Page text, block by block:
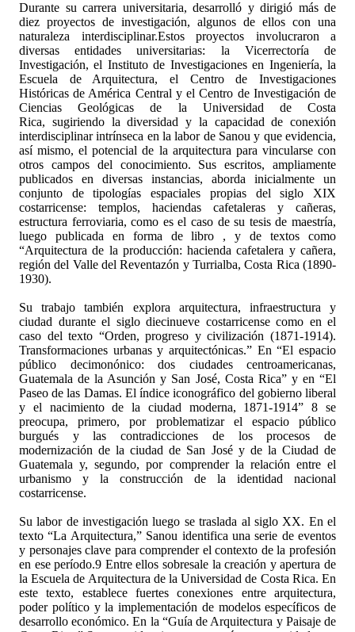
Durante su carrera universitaria, desarrolló y dirigió más de
diez proyectos de investigación, algunos de ellos con una
naturaleza interdisciplinar.Estos proyectos involucraron a
diversas entidades universitarias: la Vicerrectoría de
Investigación, el Instituto de Investigaciones en Ingeniería, la
Escuela de Arquitectura, el Centro de Investigaciones
Históricas de América Central y el Centro de Investigación de
Ciencias Geológicas de la Universidad de Costa
Rica, sugiriendo la diversidad y la capacidad de conexión
interdisciplinar intrínseca en la labor de Sanou y que evidencia,
así mismo, el potencial de la arquitectura para vincularse con
otros campos del conocimiento. Sus escritos, ampliamente
publicados en diversas instancias, aborda inicialmente un
coǌunto de tipologías espaciales propias del siglo XIX
costarricense: templos, haciendas cafetaleras y cañeras,
estructura ferroviaria, como es el caso de su tesis de maestría,
luego publicada en forma de libro , y de textos como
“Arquitectura de la producción: hacienda cafetalera y cañera,
región del Valle del Reventazón y Turrialba, Costa Rica (1890-
1930).
Su trabajo también explora arquitectura, infraestructura y
ciudad durante el siglo diecinueve costarricense como en el
caso del texto “Orden, progreso y civilización (1871-1914).
Transformaciones urbanas y arquitectónicas.” En “El espacio
público decimonónico: dos ciudades centroamericanas,
Guatemala de la Asunción y San José, Costa Rica” y en “El
Paseo de las Damas. El índice iconográfico del gobierno liberal
y el nacimiento de la ciudad moderna, 1871-1914” 8 se
preocupa, primero, por problematizar el espacio público
burgués y las contradicciones de los procesos de
modernización de la ciudad de San José y de la Ciudad de
Guatemala y, segundo, por comprender la relación entre el
urbanismo y la construcción de la identidad nacional
costarricense.
Su labor de investigación luego se traslada al siglo XX. En el
texto “La Arquitectura,” Sanou identifica una serie de eventos
y personajes clave para comprender el contexto de la profesión
en ese período.9 Entre ellos sobresale la creación y apertura de
la Escuela de Arquitectura de la Universidad de Costa Rica. En
este texto, establece fuertes conexiones entre arquitectura,
poder político y la implementación de modelos específicos de
desarrollo económico. En la “Guía de Arquitectura y Paisaje de